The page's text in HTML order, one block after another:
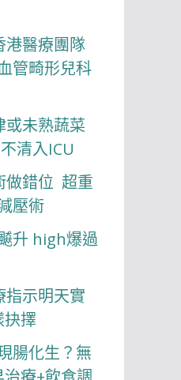
港醫療團隊
管畸形兒科
或未熟蔬菜
清入ICU
做錯位 超重
壓術
升 high爆過
指示明天實
擇
腸化生？無